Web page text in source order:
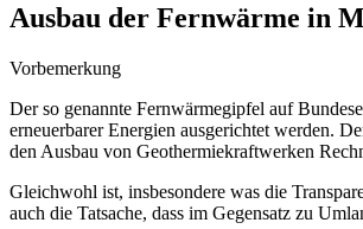
Ausbau der Fernwärme in
Vorbemerkung
Der so genannte Fernwärmegipfel auf
erneuerbarer Energien ausgerichtet werden.
den Ausbau von Geothermiekraftwerken
Gleichwohl ist, insbesondere was die
auch die Tatsache, dass im Gegensatz zu